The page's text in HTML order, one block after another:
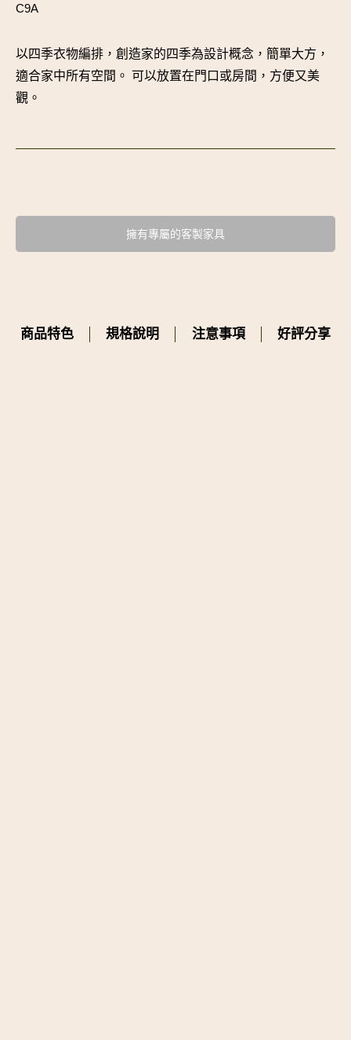
C9A
以四季衣物編排，創造家的四季為設計概念，簡單大方，
適合家中所有空間。 可以放置在門口或房間，方便又美
觀。
擁有專屬的客製家具
商品特色 規格說明 注意事項 好評分享